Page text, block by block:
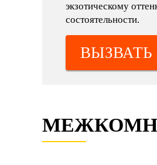
экзотическому
состоятельности.